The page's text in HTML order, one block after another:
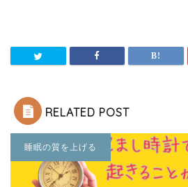
RELATED POST
睡眠の質を上げる